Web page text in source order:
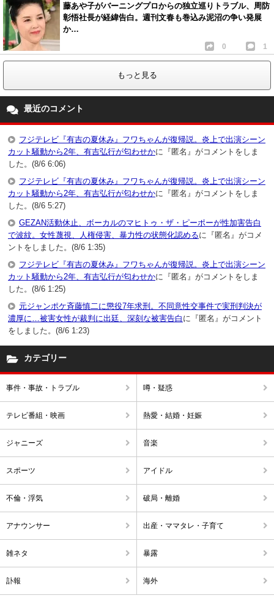
藤あや子がバーニングプロからの独立巡りトラブル、周防
彰悟社長が経緯告白。週刊文春も巻込み泥沼の争い発展
か…
0 1
もっと見る
最近のコメント
フジテレビ『有吉の夏休み』フワちゃんが復帰説。炎上で出演シーン
カット騒動から2年、有吉弘行が匂わせかに『匿名』がコメントをしま
した。(8/6 6:06)
フジテレビ『有吉の夏休み』フワちゃんが復帰説。炎上で出演シーン
カット騒動から2年、有吉弘行が匂わせかに『匿名』がコメントをしま
した。(8/6 5:27)
GEZAN活動休止、ボーカルのマヒトゥ・ザ・ピーポーが性加害告白
で波紋。女性蔑視、人権侵害、暴力性の状態化認めるに『匿名』がコメ
ントをしました。(8/6 1:35)
フジテレビ『有吉の夏休み』フワちゃんが復帰説。炎上で出演シーン
カット騒動から2年、有吉弘行が匂わせかに『匿名』がコメントをしま
した。(8/6 1:25)
元ジャンポケ斉藤慎二に懲役7年求刑。不同意性交事件で実刑判決が
濃厚に…被害女性が裁判に出廷、深刻な被害告白 に『匿名』がコメント
をしました。(8/6 1:23)
カテゴリー
事件・事故・トラブル 噂・疑惑
テレビ番組・映画 熱愛・結婚・妊娠
ジャニーズ 音楽
スポーツ アイドル
不倫・浮気 破局・離婚
アナウンサー 出産・ママタレ・子育て
雑ネタ 暴露
訃報 海外